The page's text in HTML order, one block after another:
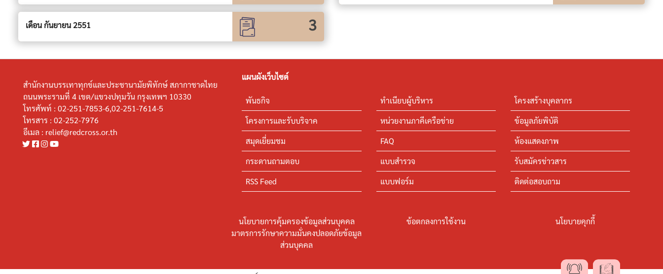
เดือน กันยายน 2551 3
สำนักงานบรรเทาทุกข์และประชานามัยพิทักษ์ สภากาชาดไทย
ถนนพระรามที่ 4 เขต/แขวงปทุมวัน กรุงเทพฯ 10330
โทรศัพท์ : 02-251-7853-6,02-251-7614-5
โทรสาร : 02-252-7976
อีเมล : relief@redcross.or.th
แผนผังเว็บไซต์
พันธกิจ ทำเนียบผู้บริหาร
โครงสร้างบุคลากร
โครงการและรับบริจาค
หน่วยงานภาคีเครือข่าย
ข้อมูลภัยพิบัติ
สมุดเยี่ยมชม
FAQ
ห้องแสดงภาพ
กระดานถามตอบ
แบบสำรวจ
รับสมัครข่าวสาร
RSS Feed
แบบฟอร์ม ติดต่อสอบถาม
นโยบายการคุ้มครองข้อมูลส่วนบุคคล ข้อตกลงการใช้งาน
นโยบายคุกกี้
มาตรการรักษาความมั่นคงปลอดภัยข้อมูล
ส่วนบุคคล